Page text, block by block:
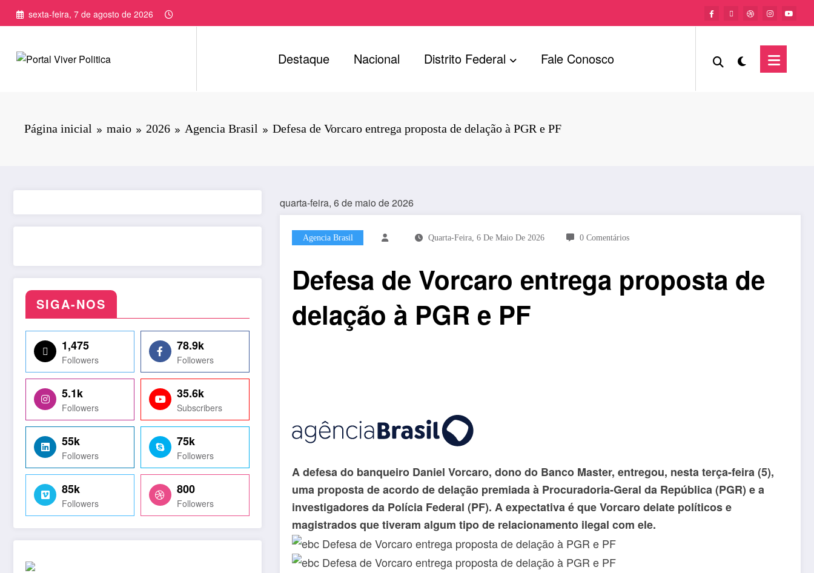
Pular
para
conteúdo
sexta-feira, 7 de agosto de 2026
Destaque Nacional Distrito Federal Fale Conosco
Página inicial maio 2026 Agencia Brasil Defesa de Vorcaro entrega proposta de delação à PGR e PF
SIGA-NOS
1,475
Followers
78.9k
Followers
5.1k
Followers
35.6k
Subscribers
55k
Followers
75k
Followers
85k
Followers
800
Followers
quarta-feira, 6 de maio de 2026
Agencia Brasil Quarta-Feira, 6 De Maio De 2026 0 Comentários
Defesa de Vorcaro entrega proposta de
delação à PGR e PF
A defesa do banqueiro Daniel Vorcaro, dono do Banco Master, entregou, nesta terça-feira (5),
uma proposta de acordo de delação premiada à Procuradoria-Geral da República (PGR) e a
investigadores da Polícia Federal (PF). A expectativa é que Vorcaro delate políticos e
magistrados que tiveram algum tipo de relacionamento ilegal com ele.